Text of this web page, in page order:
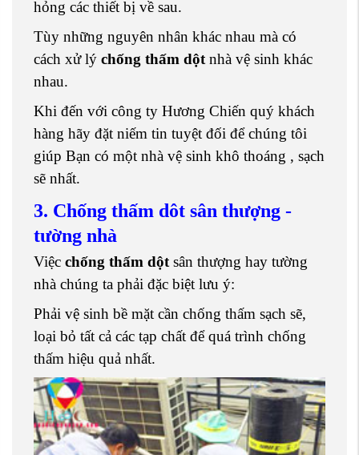
hỏng các thiết bị về sau.
Tùy những nguyên nhân khác nhau mà có
cách xử lý chống thấm dột nhà vệ sinh khác
nhau.
Khi đến với công ty Hương Chiến quý khách
hàng hãy đặt niếm tin tuyệt đối để chúng tôi
giúp Bạn có một nhà vệ sinh khô thoáng , sạch
sẽ nhất.
3. Chống thấm dôt sân thượng -
tường nhà
Việc chống thấm dột sân thượng hay tường
nhà chúng ta phải đặc biệt lưu ý:
Phải vệ sinh bề mặt cần chống thấm sạch sẽ,
loại bỏ tất cả các tạp chất để quá trình chống
thấm hiệu quả nhất.